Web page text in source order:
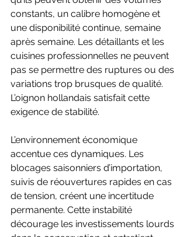
constants, un calibre homogène et
une disponibilité continue, semaine
après semaine. Les détaillants et les
cuisines professionnelles ne peuvent
pas se permettre des ruptures ou des
variations trop brusques de qualité.
L’oignon hollandais satisfait cette
exigence de stabilité.
L’environnement économique
accentue ces dynamiques. Les
blocages saisonniers d’importation,
suivis de réouvertures rapides en cas
de tension, créent une incertitude
permanente. Cette instabilité
décourage les investissements lourds